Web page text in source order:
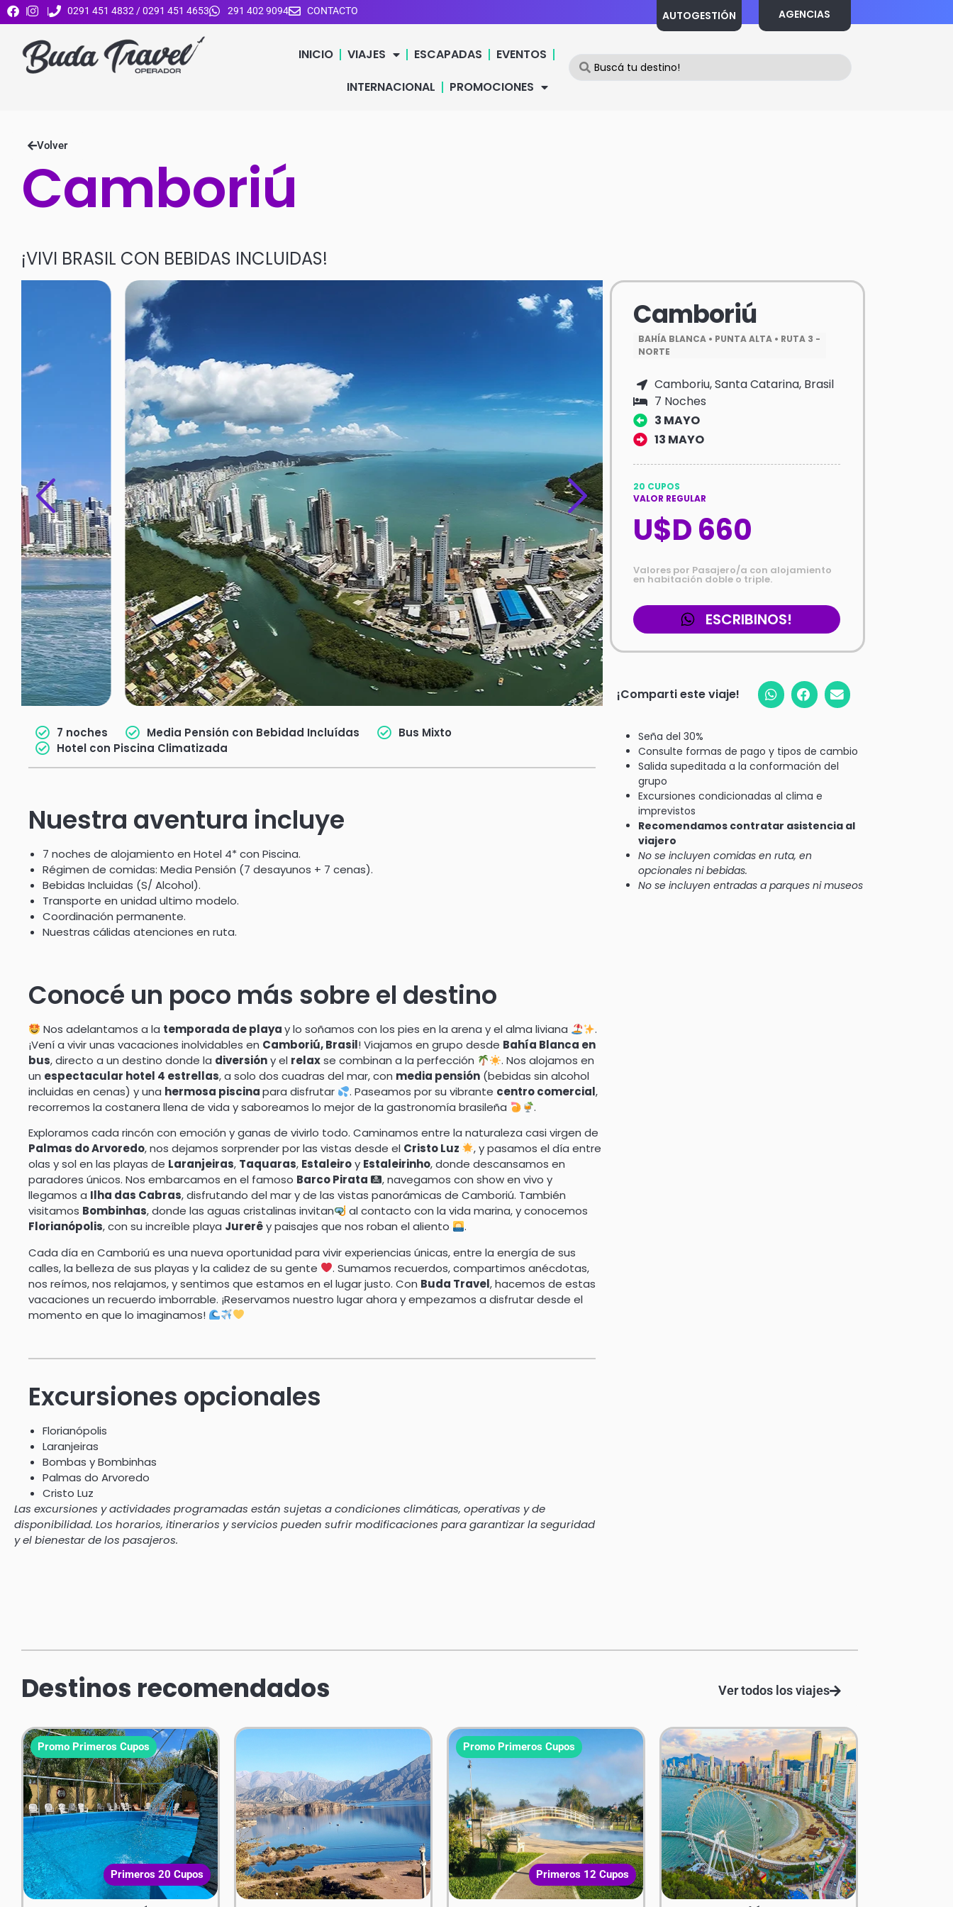
| | 0291 451 4832 / 0291 451 4653 291 402 9094 CONTACTO AUTOGESTIÓN AGENCIAS
INICIO VIAJES ESCAPADAS
EVENTOS
INTERNACIONAL
PROMOCIONES
Volver
Camboriú
¡VIVI BRASIL CON BEBIDAS INCLUIDAS!
7 noches Media Pensión con Bebidad Incluídas
Bus Mixto
Hotel con Piscina Climatizada
Nuestra aventura incluye
7 noches de alojamiento en Hotel 4* con Piscina.
Régimen de comidas: Media Pensión (7 desayunos + 7 cenas).
Bebidas Incluidas (S/ Alcohol).
Transporte en unidad ultimo modelo.
Coordinación permanente.
Nuestras cálidas atenciones en ruta.
Conocé un poco más sobre el destino
Nos adelantamos a la temporada de playay lo soñamos con los pies en la arena y el alma liviana
.
¡Vení a vivir unas vacaciones inolvidables en Camboriú, Brasil! Viajamos en grupo desde Bahía Blanca en
bus, directo a un destino donde la diversióny el relaxse combinan a la perfección
. Nos alojamos en
un espectacular hotel 4 estrellas, a solo dos cuadras del mar, con media pensión (bebidas sin alcohol
incluidas en cenas) y una hermosa piscinapara disfrutar . Paseamos por su vibrante centro comercial,
recorremos la costanera llena de vida y saboreamos lo mejor de la gastronomía brasileña
.
Exploramos cada rincón con emoción y ganas de vivirlo todo. Caminamos entre la naturaleza casi virgen de
Palmas do Arvoredo, nos dejamos sorprender por las vistas desde el Cristo Luz
, y pasamos el día entre
olas y sol en las playas de Laranjeiras, Taquaras, Estaleiroy Estaleirinho, donde descansamos en
paradores únicos. Nos embarcamos en el famoso Barco Pirata
, navegamos con show en vivo y
llegamos a Ilha das Cabras, disfrutando del mar y de las vistas panorámicas de Camboriú. También
visitamos Bombinhas, donde las aguas cristalinas invitan
al contacto con la vida marina, y conocemos
Florianópolis, con su increíble playa Jurerêy paisajes que nos roban el aliento
.
Cada día en Camboriú es una nueva oportunidad para vivir experiencias únicas, entre la energía de sus
calles, la belleza de sus playas y la calidez de su gente
. Sumamos recuerdos, compartimos anécdotas,
nos reímos, nos relajamos, y sentimos que estamos en el lugar justo. Con Buda Travel, hacemos de estas
vacaciones un recuerdo imborrable. ¡Reservamos nuestro lugar ahora y empezamos a disfrutar desde el
momento en que lo imaginamos!
Excursiones opcionales
Florianópolis
Laranjeiras
Bombas y Bombinhas
Palmas do Arvoredo
Cristo Luz
Las excursiones y actividades programadas están sujetas a condiciones climáticas, operativas y de
disponibilidad. Los horarios, itinerarios y servicios pueden sufrir modificaciones para garantizar la seguridad
y el bienestar de los pasajeros.
Camboriú
BAHÍA BLANCA • PUNTA ALTA • RUTA 3 -
NORTE
Camboriu, Santa Catarina, Brasil
7 Noches
3 MAYO
13 MAYO
20 CUPOS
VALOR REGULAR
U$D 660
Valores por Pasajero/a con alojamiento
en habitación doble o triple.
ESCRIBINOS!
¡Comparti este viaje!
Seña del 30%
Consulte formas de pago y tipos de cambio
Salida supeditada a la conformación del
grupo
Excursiones condicionadas al clima e
imprevistos
Recomendamos contratar asistencia al
viajero
No se incluyen comidas en ruta, en
opcionales ni bebidas.
No se incluyen entradas a parques ni museos
Destinos recomendados Ver todos los viajes
Promo Primeros Cupos
Primeros 20 Cupos
Promo Primeros Cupos
Primeros 12 Cupos